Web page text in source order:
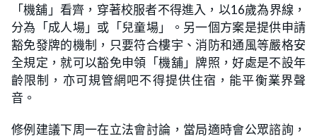
「機舖」看齊，穿著校服者不得進入，以16歲為界線，
分為「成人場」或「兒童場」。另一個方案是提供申請
豁免發牌的機制，只要符合樓宇、消防和通風等嚴格安
全規定，就可以豁免申領「機舖」牌照，好處是不設年
齡限制，亦可規管網吧不得提供住宿，能平衡業界聲
音。
修例建議下周一在立法會討論，當局適時會公眾諮詢，